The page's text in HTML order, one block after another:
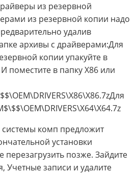
из резервной
из резервной копии надо
удалив
архивы с драйверами:Для
копии упакуйте в
поместите в папку X86 или
системы комп предложит
установки
позже. Зайдите
Учетные записи и удалите